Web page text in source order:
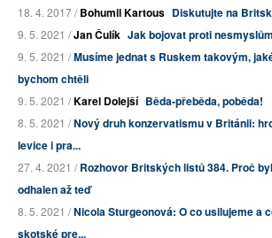
18. 4. 2017 /Bohumil Kartous Diskutujte na
9. 5. 2021 /Jan Čulík Jak bojovat proti nesmyslům
9. 5. 2021 /Musíme jednat s Ruskem takovým,
bychom chtěli
9. 5. 2021 /Karel Dolejší Běda-přeběda, poběda!
8. 5. 2021 /Nový druh konzervatismu v Británii:
levice i pra...
27. 4. 2021 /Rozhovor Britských listů 384. Proč
odhalen až teď
8. 5. 2021 /Nicola Sturgeonová: O co usilujeme a
skotské pre...